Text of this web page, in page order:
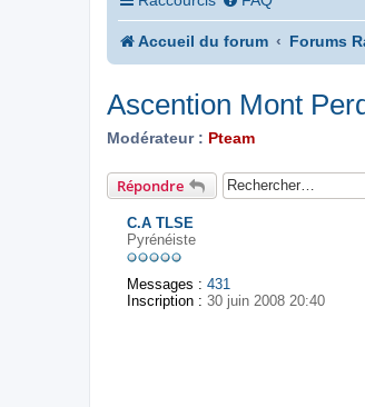
Accueil du forum Forums
Ascention Mont
Modérateur : Pteam
Répondre
C.A TLSE
Pyrénéiste
Messages : 431
Inscription : 30 juin 2008 20:40